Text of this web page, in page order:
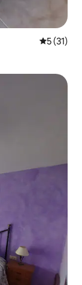
Средна
5 (31)